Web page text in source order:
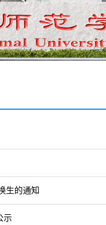
生的通知
示